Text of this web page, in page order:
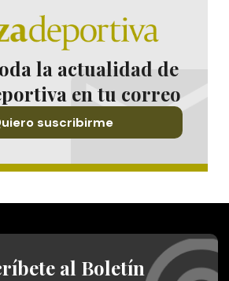
la actualidad de
en tu correo
suscribirme
al Boletín